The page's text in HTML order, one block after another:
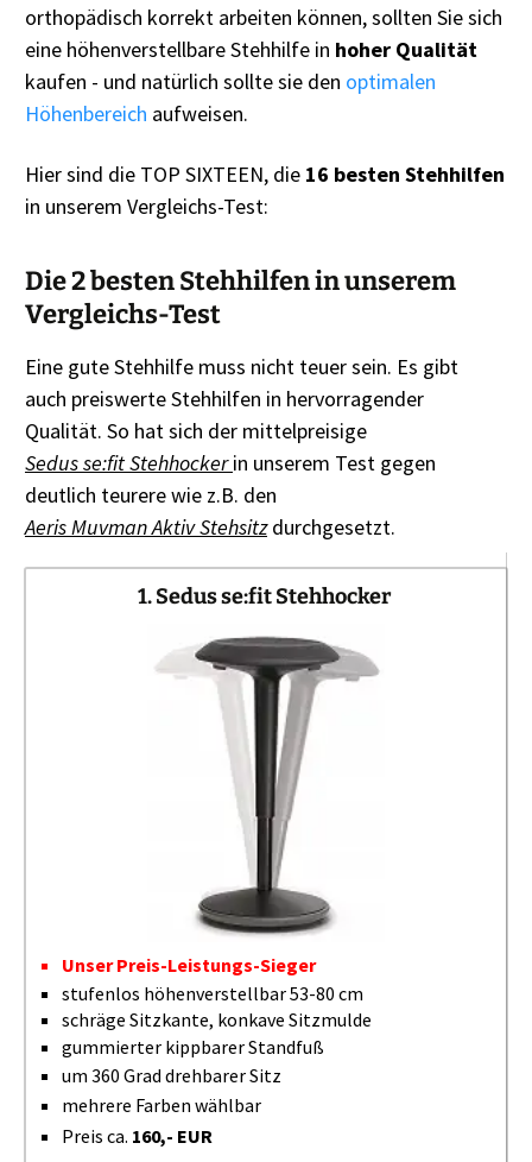
orthopädisch korrekt arbeiten können, sollten Sie sich
eine höhenverstellbare Stehhilfe in hoher Qualität
kaufen - und natürlich sollte sie den optimalen
Höhenbereich aufweisen.
Hier sind die TOP SIXTEEN, die 16 besten Stehhilfen
in unserem Vergleichs-Test:
Die 2 besten Stehhilfen in unserem
Vergleichs-Test
Eine gute Stehhilfe muss nicht teuer sein. Es gibt
auch preiswerte Stehhilfen in hervorragender
Qualität. So hat sich der mittelpreisige
Sedus se:fit Stehhockerin unserem Test gegen
deutlich teurere wie z.B. den
Aeris Muvman Aktiv Stehsitzdurchgesetzt.
1. Sedus se:fit Stehhocker
Unser Preis-Leistungs-Sieger
stufenlos höhenverstellbar 53-80 cm
schräge Sitzkante, konkave Sitzmulde
gummierter kippbarer Standfuß
um 360 Grad drehbarer Sitz
mehrere Farben wählbar
Preis ca. 160,- EUR